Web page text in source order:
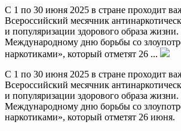
С 1 по 30 июня 2025 в стране проходит
Всероссийский месячник
и популяризации здорового образа
Международному дню борьбы со
наркотиками», который отметят 26 ...
С 1 по 30 июня 2025 в стране проходит
Всероссийский месячник
и популяризации здорового образа
Международному дню борьбы со
наркотиками», который отметят 26 июня.